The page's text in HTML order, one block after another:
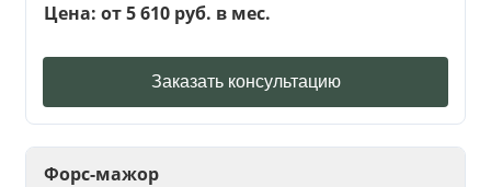
Цена: от 5 610 руб. в мес.
Заказать консультацию
Форс-мажор